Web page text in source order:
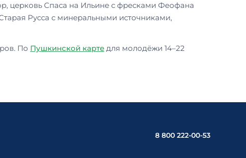
церковь Спаса на Ильине с фресками Феофана
Русса с минеральными источниками,
По Пушкинской карте для молодёжи 14–22
8 800 222-00-53